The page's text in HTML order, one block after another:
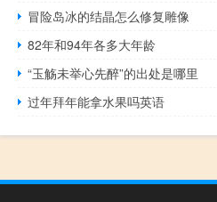
冒险岛冰的结晶怎么修复雕像
82年和94年各多大年龄
“玉觞未举心先醉”的出处是哪里
过年拜年能拿水果吗英语